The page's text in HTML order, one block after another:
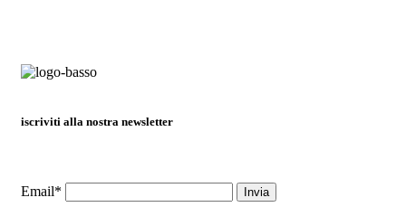
iscriviti alla nostra newsletter
Email*